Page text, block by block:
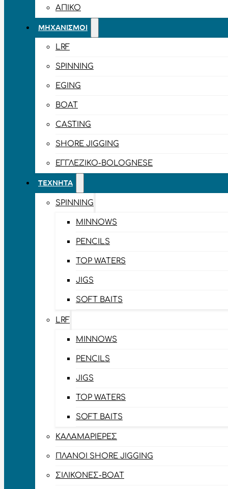
ΑΠΊΚΟ
ΜΗΧΑΝΙΣΜΟΊ
LRF
SPINNING
EGING
BOAT
CASTING
SHORE JIGGING
ΕΓΓΛΈΖΙΚΟ-BOLOGNESE
ΤΕΧΝΗΤΆ
SPINNING
MINNOWS
PENCILS
TOP WATERS
JIGS
SOFT BAITS
LRF
MINNOWS
PENCILS
JIGS
TOP WATERS
SOFT BAITS
ΚΑΛΑΜΑΡΙΈΡΕΣ
ΠΛΆΝΟΙ SHORE JIGGING
ΣΙΛΙΚΌΝΕΣ-BOAT